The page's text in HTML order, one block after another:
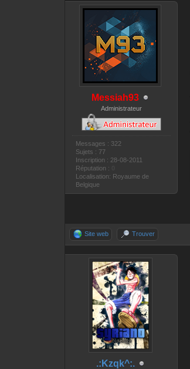
Messiah93
Administrateur
Messages : 322
Sujets : 77
Inscription : 28-08-2011
Réputation :
Localisation: Royaume de
Belgique
Site web Trouver
.:Kzqk^:.